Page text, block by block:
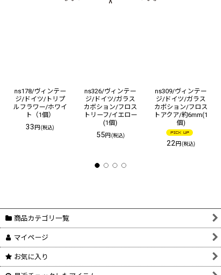
ns178/ヴィンテー
ジ/ドイツ/トリプ
ルフラワー/ホワイ
ト（1個）
33円(税込)
ns326/ヴィンテー
ジ/ドイツ/ガラス
カボション/フロス
トリーフ/イエロー
(1個)
55円(税込)
ns309/ヴィンテー
ジ/ドイツ/ガラス
カボション/フロス
トアクア/約6mm(1
個)
22円(税込)
商品カテゴリ一覧
マイページ
お気に入り